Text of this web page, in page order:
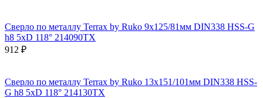
Сверло по металлу Terrax by Ruko 9x125/81мм DIN338 HSS-G
h8 5xD 118° 214090TX
912 ₽
Сверло по металлу Terrax by Ruko 13x151/101мм DIN338 HSS-
G h8 5xD 118° 214130TX